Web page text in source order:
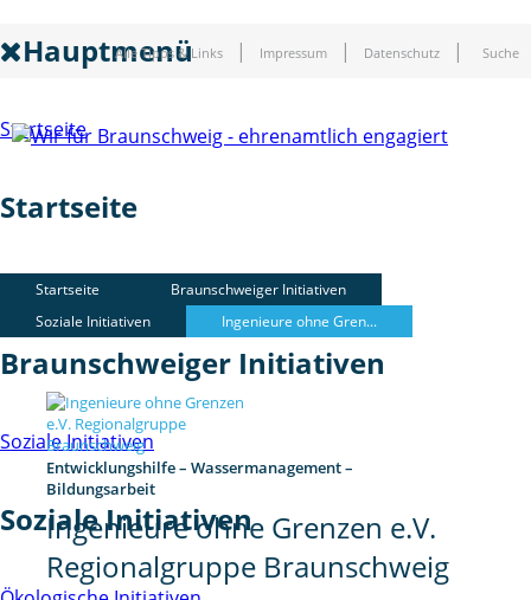
Alle Tipps & Links Impressum Datenschutz Suche
Hauptmenü
Startseite
Startseite
Braunschweiger Initiativen
Braunschweiger Initiativen
Soziale Initiativen
Soziale Initiativen
Startseite
Braunschweiger Initiativen
Soziale Initiativen
Ingenieure ohne Gren...
Entwicklungshilfe – Wassermanagement –
Bildungsarbeit
Ingenieure ohne Grenzen e.V.
Regionalgruppe Braunschweig